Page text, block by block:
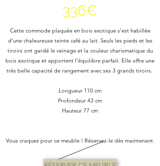
336€
Cette commode plaquée en bois exotique s'est habillée
d'une chaleureuse teinte café au lait. Seuls les pieds et les
tiroirs ont gardé le veinage et la couleur charismatique du
bois exotique et apportent l'équilibre parfait. Elle offre une
très belle capacité de rangement avec ses 3 grands tiroirs.
Longueur 110 cm
Profondeur 43 cm
Hauteur 77 cm
Vous craquez pour ce meuble ! Réservez-le dès maintenant.